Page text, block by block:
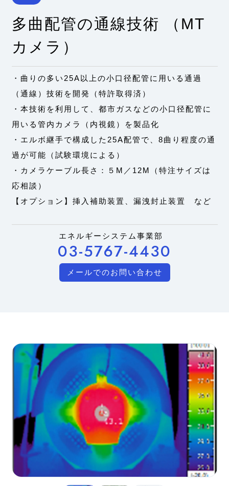
多曲配管の通線技術 （MT
カメラ）
・曲りの多い25A以上の小口径配管に用いる通過
（通線）技術を開発（特許取得済）
・本技術を利用して、都市ガスなどの小口径配管に
用いる管内カメラ（内視鏡）を製品化
・エルボ継手で構成した25A配管で、8曲り程度の通
過が可能（試験環境による）
・カメラケーブル長さ：５M／12M（特注サイズは
応相談）
【オプション】挿入補助装置、漏洩封止装置 など
エネルギーシステム事業部
03-5767-4430
メールでのお問い合わせ